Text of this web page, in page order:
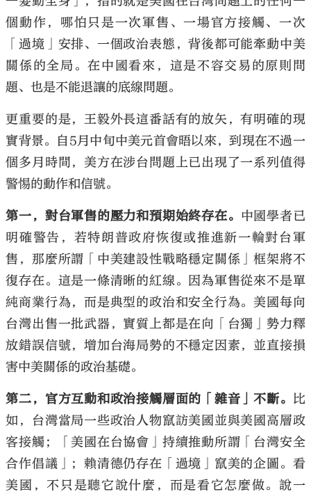
個動作，哪怕只是一次軍售、一場官方接觸、一次
「過境」安排、一個政治表態，背後都可能牽動中美
關係的全局。在中國看來，這是不容交易的原則問
題、也是不能退讓的底線問題。
更重要的是，王毅外長這番話有的放矢，有明確的現
實背景。自5月中旬中美元首會晤以來，到現在不過一
個多月時間，美方在涉台問題上已出現了一系列值得
警惕的動作和信號。
第一，對台軍售的壓力和預期始終存在。 中國學者已
明確警告，若特朗普政府恢復或推進新一輪對台軍
售，那麼所謂「中美建設性戰略穩定關係」框架將不
復存在。這是一條清晰的紅線。因為軍售從來不是單
純商業行為，而是典型的政治和安全行為。美國每向
台灣出售一批武器，實質上都是在向「台獨」勢力釋
放錯誤信號，增加台海局勢的不穩定因素，並直接損
害中美關係的政治基礎。
第二，官方互動和政治接觸層面的「雜音」不斷。 比
如，台灣當局一些政治人物竄訪美國並與美國高層政
客接觸；「美國在台協會」持續推動所謂「台灣安全
合作倡議」；賴清德仍存在「過境」竄美的企圖。看
美國，不只是聽它說什麼，而是看它怎麼做。說一